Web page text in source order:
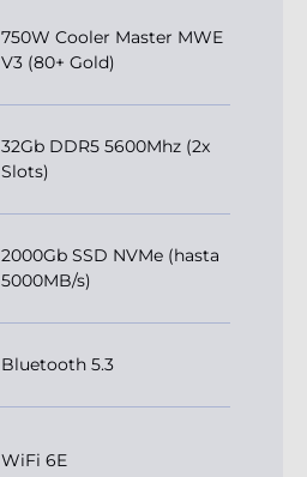
750W Cooler Master MWE
V3 (80+ Gold)
32Gb DDR5 5600Mhz (2x
Slots)
2000Gb SSD NVMe (hasta
5000MB/s)
Bluetooth 5.3
WiFi 6E